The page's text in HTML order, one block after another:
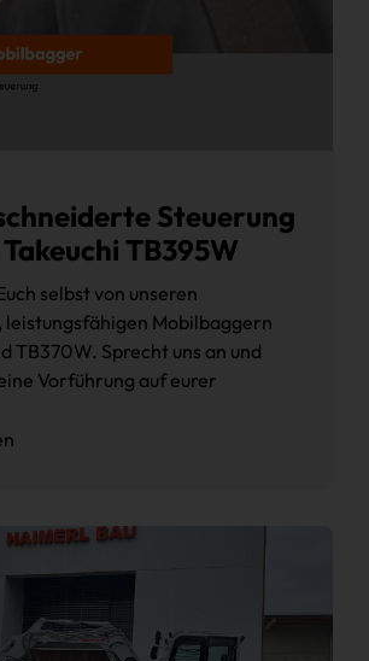
Steuerung
TB395W
selbst von unseren
leistungsfähigen Mobilbaggern
TB370W. Sprecht uns an und
Vorführung auf eurer